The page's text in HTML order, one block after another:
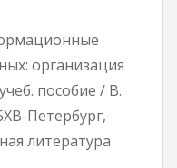
организация
пособие / В.
Петербург,
литература